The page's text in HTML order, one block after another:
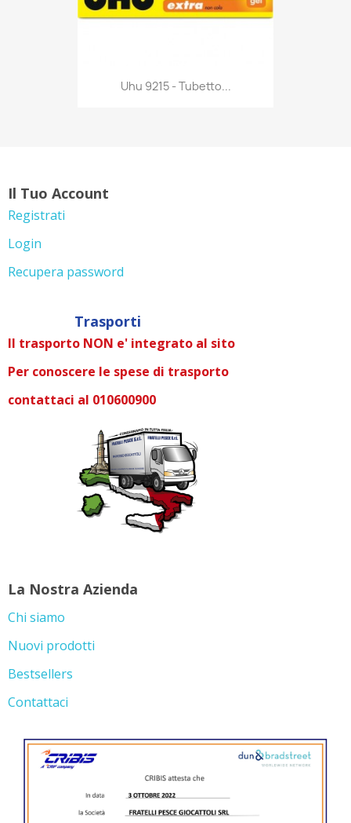
Anteprima
Uhu 9215 - Tubetto...
Il Tuo Account
Registrati
Login
Recupera password
Trasporti
Il trasporto NON e' integrato al sito
Per conoscere le spese di trasporto
contattaci al 010600900
La Nostra Azienda
Chi siamo
Nuovi prodotti
Bestsellers
Contattaci